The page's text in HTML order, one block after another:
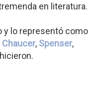
en literatura.
y lo representó como
Chaucer, Spenser,